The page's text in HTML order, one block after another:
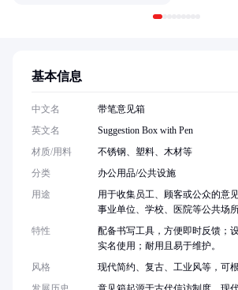
基本信息
中文名
带笔意见箱
英文名
Suggestion Box with Pen
材质/用料
不锈钢、塑料、木材等
分类
办公用品/公共设施
用途
用于收集员工、顾客或公众的意
事业单位、学校、医院等公共场所
特性
配备书写工具，方便即时反馈；
实名使用；耐用且易于维护。
风格
现代简约、复古、工业风等，可